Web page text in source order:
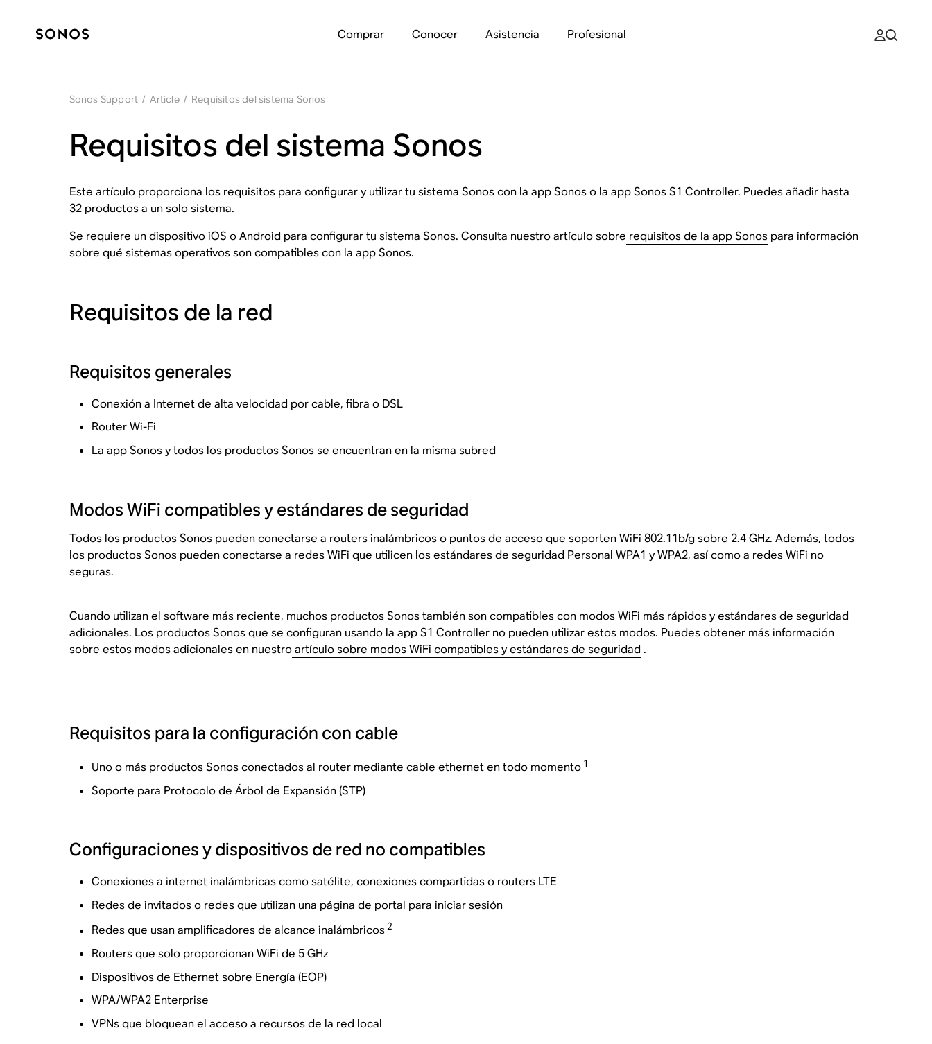
Comprar Conocer Asistencia Profesional
Sonos Support / Article / Requisitos del sistema Sonos
Requisitos del sistema Sonos
Este artículo proporciona los requisitos para configurar y utilizar tu sistema Sonos con la app Sonos o la app Sonos S1 Controller. Puedes añadir hasta
32 productos a un solo sistema.
Se requiere un dispositivo iOS o Android para configurar tu sistema Sonos. Consulta nuestro artículo sobre requisitos de la app Sonospara información
sobre qué sistemas operativos son compatibles con la app Sonos.
Requisitos de la red
Requisitos generales
Conexión a Internet de alta velocidad por cable, fibra o DSL
Router Wi-Fi
La app Sonos y todos los productos Sonos se encuentran en la misma subred
Modos WiFi compatibles y estándares de seguridad
Todos los productos Sonos pueden conectarse a routers inalámbricos o puntos de acceso que soporten WiFi 802.11b/g sobre 2.4 GHz. Además, todos
los productos Sonos pueden conectarse a redes WiFi que utilicen los estándares de seguridad Personal WPA1 y WPA2, así como a redes WiFi no
seguras.
Cuando utilizan el software más reciente, muchos productos Sonos también son compatibles con modos WiFi más rápidos y estándares de seguridad
adicionales. Los productos Sonos que se configuran usando la app S1 Controller no pueden utilizar estos modos. Puedes obtener más información
sobre estos modos adicionales en nuestroartículo sobre modos WiFi compatibles y estándares de seguridad .
Requisitos para la configuración con cable
Uno o más productos Sonos conectados al router mediante cable ethernet en todo momento 1
Soporte para Protocolo de Árbol de Expansión(STP)
Configuraciones y dispositivos de red no compatibles
Conexiones a internet inalámbricas como satélite, conexiones compartidas o routers LTE
Redes de invitados o redes que utilizan una página de portal para iniciar sesión
Redes que usan amplificadores de alcance inalámbricos 2
Routers que solo proporcionan WiFi de 5 GHz
Dispositivos de Ethernet sobre Energía (EOP)
WPA/WPA2 Enterprise
VPNs que bloquean el acceso a recursos de la red local